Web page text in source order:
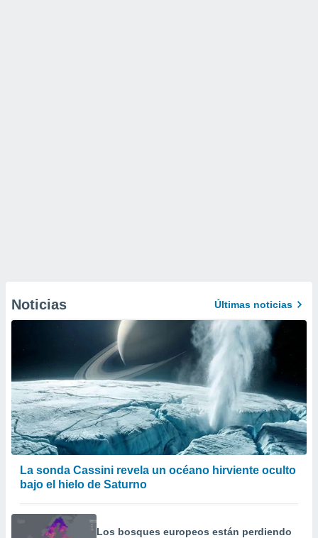
Noticias Últimas noticias
La sonda Cassini revela un océano hirviente oculto
bajo el hielo de Saturno
Los bosques europeos están perdiendo